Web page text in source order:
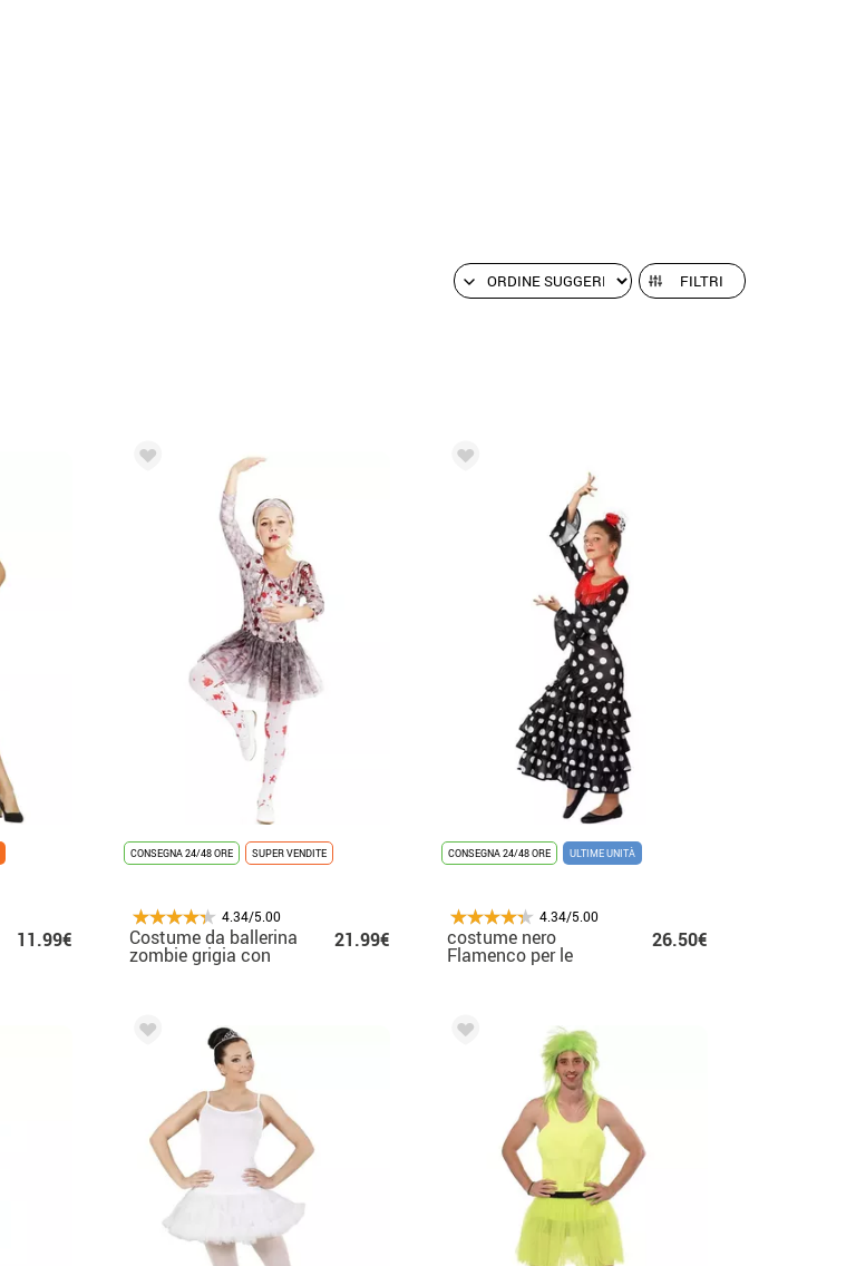
FILTRI
11.99€
CONSEGNA 24/48 ORE SUPER VENDITE
4.34/5.00
Costume da ballerina
zombie grigia con
copricapo per
21.99€
CONSEGNA 24/48 ORE ULTIME UNITÀ
4.34/5.00
costume nero
Flamenco per le
26.50€